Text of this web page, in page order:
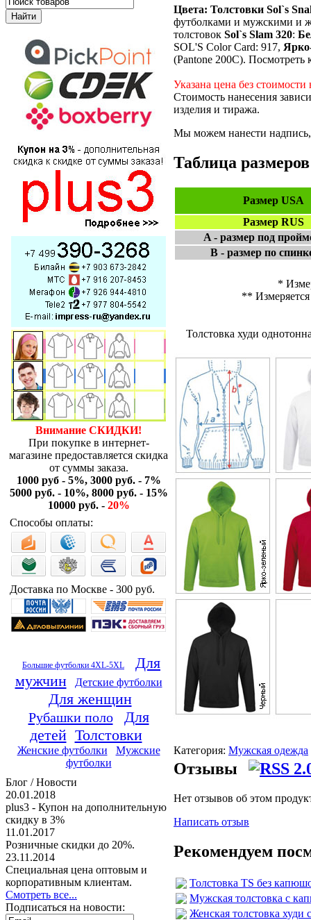
Внимание СКИДКИ!
При покупке в интернет-
магазине предоставляется скидка
от суммы заказа.
1000 руб - 5%, 3000 руб. - 7%
5000 руб. - 10%, 8000 руб. - 15%
10000 руб. - 20%
Способы оплаты:
Доставка по Москве - 300 руб.
Большие футболки 4XL-5XL
Для
мужчин
Детские футболки
Для женщин
Рубашки поло
Для
детей Толстовки
Женские футболки
Мужские
футболки
Блог / Новости
20.01.2018
plus3 - Купон на дополнительную
скидку в 3%
11.01.2017
Розничные скидки до 20%.
23.11.2014
Специальная цена оптовым и
корпоративным клиентам.
Смотреть все...
Подписаться на новости:
Цвета: Толстовки Sol`s
футболками и мужскими и
толстовок Sol`s Slam 320:
SOL'S Color Card: 917,
(Pantone 200C). Посмотреть
Указана цена без стоимости
Стоимость нанесения
изделия и тиража.
Мы можем нанести надпись,
Таблица
Размер USA
Размер RUS
A - размер под
B - размер по
*
**
Толстовка худи
Категория: Мужская одежда
Отзывы
Нет отзывов об этом
Написать отзыв
Рекомендуем
Толстовка TS без
Мужская толстовка с
Женская толстовка